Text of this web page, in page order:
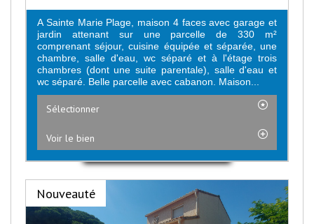
A Sainte Marie Plage, maison 4 faces avec garage et
jardin attenant sur une parcelle de 330 m²
comprenant séjour, cuisine équipée et séparée, une
chambre, salle d'eau, wc séparé et à l'étage trois
chambres (dont une suite parentale), salle d'eau et
wc séparé. Belle parcelle avec cabanon. Maison...
Sélectionner
Voir le bien
Nouveauté